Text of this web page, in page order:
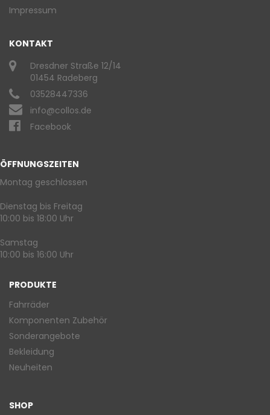
Impressum
KONTAKT
Dresdner Straße 12/14
01454 Radeberg
03528447336
info@collos.de
Facebook
ÖFFNUNGSZEITEN
Montag geschlossen
Dienstag bis Freitag
10:00 bis 18:00 Uhr
Samstag
10:00 bis 16:00 Uhr
PRODUKTE
Fahrräder
Komponenten Zubehör
Sonderangebote
Bekleidung
Neuheiten
SHOP